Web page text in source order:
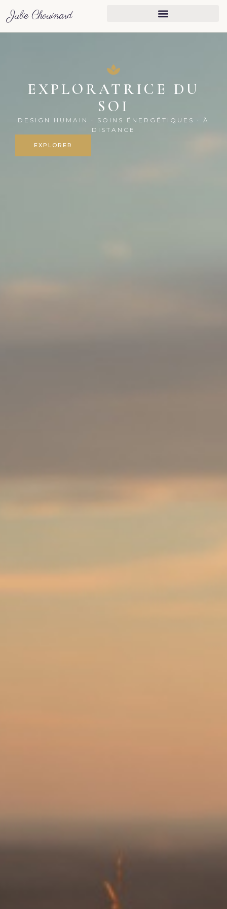
Julie Chouinard
EXPLORATRICE DU
SOI
DESIGN HUMAIN · SOINS ÉNERGÉTIQUES · À
DISTANCE
EXPLORER